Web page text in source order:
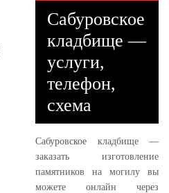
Сабуровское
кладбище —
услуги,
телефон,
схема
Сабуровское кладбище —
заказать изготовление
памятников на могилу вы
можете онлайн через